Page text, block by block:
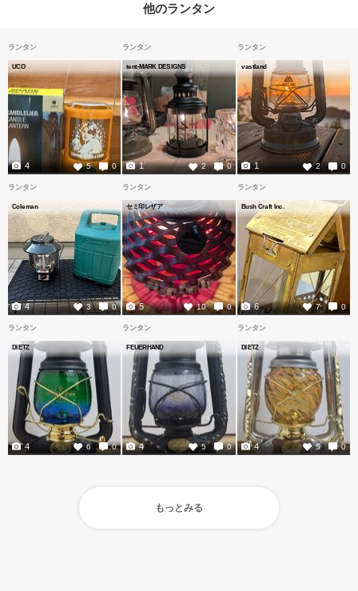
他のランタン
ランタン
UCO
5 0
4
ランタン
tent-MARK DESIGNS
2 0
1
ランタン
vastland
2 0
1
ランタン
Coleman
3 0
4
ランタン
セミ印レザア
10 0
5
ランタン
Bush Craft Inc.
7 0
6
ランタン
DIETZ
6 0
4
ランタン
FEUERHAND
5 0
4
ランタン
DIETZ
5 0
4
もっとみる